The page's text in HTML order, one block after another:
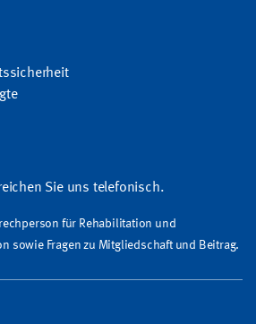
Sie uns telefonisch.
für Rehabilitation und
sowie Fragen zu Mitgliedschaft und Beitrag.